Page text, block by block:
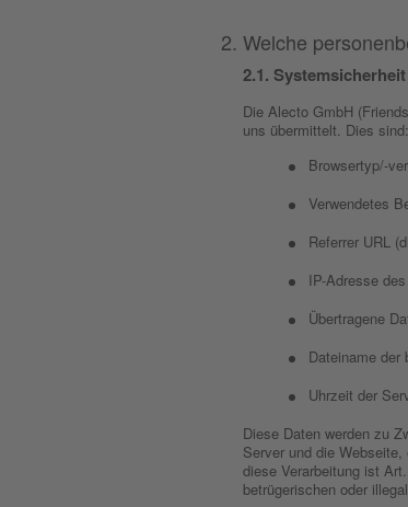
Welche
Die Alecto GmbH
uns übermittelt. Dies sind:
Browsertyp/-
Verwendetes
Referrer URL
IP-Adresse
Übertragene
Dateiname der
Uhrzeit der
Diese Daten werden zu
Server und die
diese Verarbeitung ist
betrügerischen oder